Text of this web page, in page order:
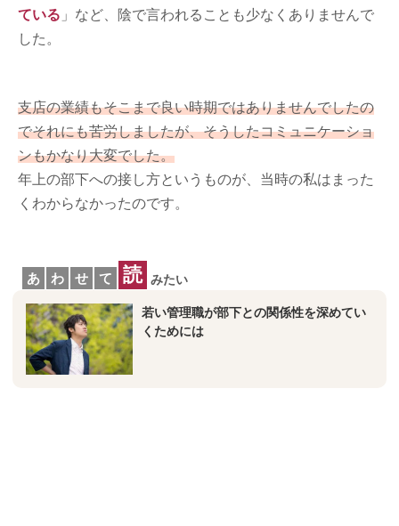
ている 」など、陰で言われることも少なくありませんで
した。
支店の業績もそこまで良い時期ではありませんでしたの
でそれにも苦労しましたが、そうしたコミュニケーショ
ンもかなり大変でした。
年上の部下への接し方というものが、当時の私はまった
くわからなかったのです。
あ わ せ て 読 みたい
若い管理職が部下との関係性を深めてい
くためには